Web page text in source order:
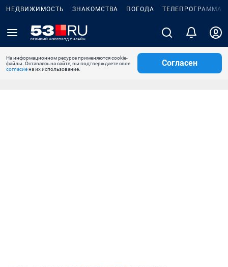
НЕДВИЖИМОСТЬ ЗНАКОМСТВА ПОГОДА ТЕЛЕПРОГРАММА
На информационном ресурсе применяются cookie-
файлы. Оставаясь на сайте, вы подтверждаете свое
согласиена их использование.
Согласен